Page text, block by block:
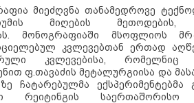
მიეძღვნა თანამედროვე
მიღების
მონოგრაფიაში მსოფლიოს
კვლევებთან ერთად
კვლევებისა, რომელნიც
ფ.თავაძის მეტალურგიისა და
ჩატარებულმა ექსპერიმენტებმა
რეიტინგის საერთაშორისო